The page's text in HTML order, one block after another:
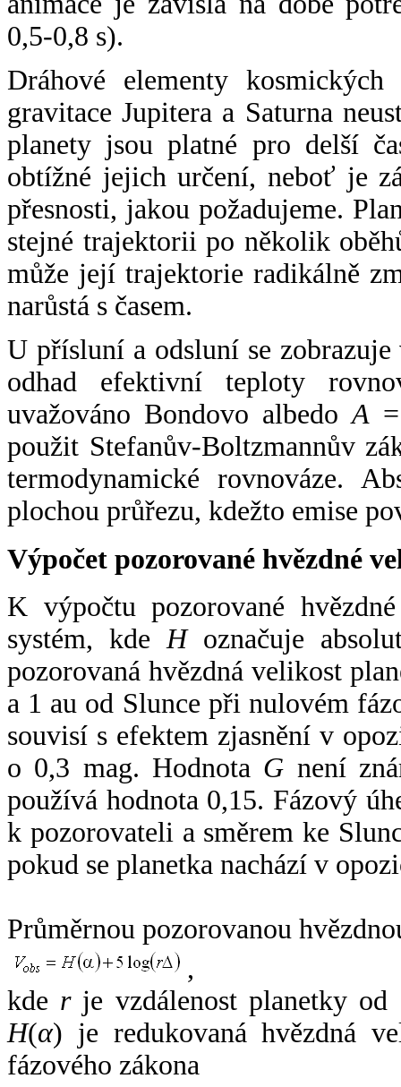
0,5-0,8 s).
Dráhové elementy
gravitace Jupitera a Saturna
planety jsou platné pro delší
obtížné jejich určení, neboť je
přesnosti, jakou požadujeme.
stejné trajektorii po několik
může její trajektorie radikálně
narůstá s časem.
U přísluní a odsluní se
odhad efektivní teploty
uvažováno Bondovo albedoA
použit Stefanův-Boltzmannův
termodynamické rovnováze.
plochou průřezu, kdežto emise
Výpočet pozorované hvězdné
K výpočtu pozorované
systém, kde Hoznačuje
pozorovaná hvězdná velikost
a 1 au od Slunce při nulovém
souvisí s efektem zjasnění v
o 0,3 mag. Hodnota G není
používá hodnota 0,15. Fázový
k pozorovateli a směrem ke
pokud se planetka nachází v
Průměrnou pozorovanou
,
kde rje vzdálenost planetky od
H(α) je redukovaná hvězdná
fázového zákona